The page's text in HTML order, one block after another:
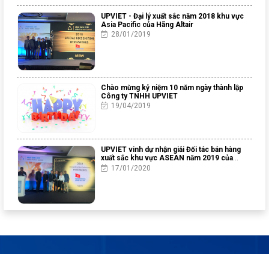
UPVIET - Đại lý xuất sắc năm 2018 khu vực
Asia Pacific của Hãng Altair
28/01/2019
Chào mừng kỷ niệm 10 năm ngày thành lập
Công ty TNHH UPVIET
19/04/2019
UPVIET vinh dự nhận giải Đối tác bán hàng
xuất sắc khu vực ASEAN năm 2019 của
Altair Engineering
17/01/2020